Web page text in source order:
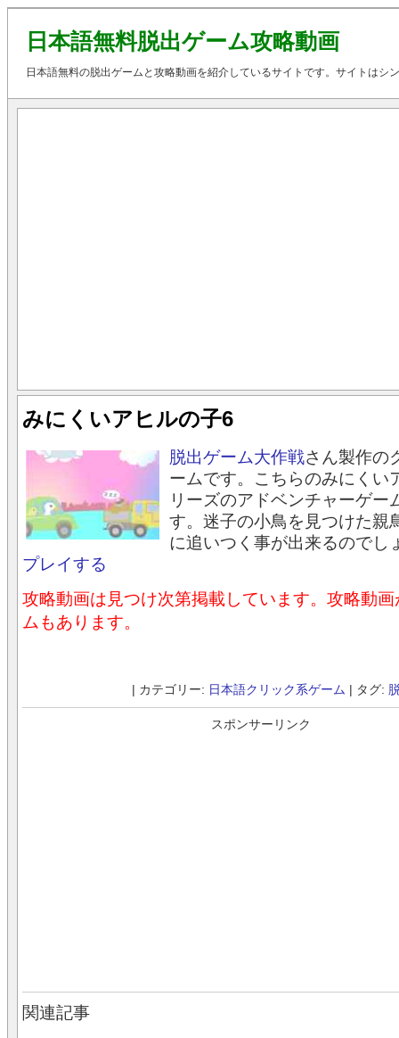
日本語無料脱出ゲーム攻略動画
日本語無料の脱出ゲームと攻略動画を紹介しているサイトです。サイトは
みにくいアヒルの子6
脱出ゲーム大作戦さん製作の
ームです。こちらのみにくい
リーズのアドベンチャーゲー
す。迷子の小鳥を見つけた親
に追いつく事が出来るのでし
プレイする
攻略動画は見つけ次第掲載しています。攻略動
ムもあります。
| カテゴリー: 日本語クリック系ゲーム | タグ:
スポンサーリンク
関連記事